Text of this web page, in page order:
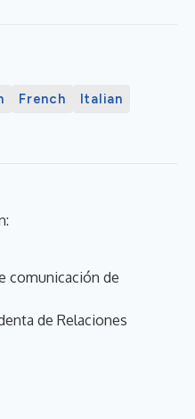
French
Italian
comunicación de
de Relaciones